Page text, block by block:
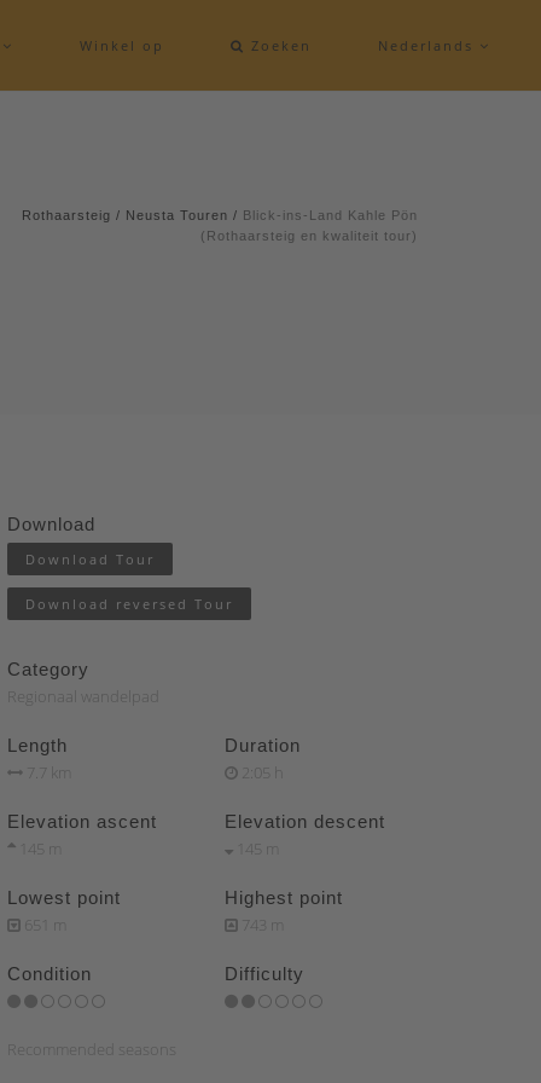
Winkel op Zoeken Nederlands
Rothaarsteig / Neusta Touren / Blick-ins-Land Kahle Pön
(Rothaarsteig en kwaliteit tour)
Download
Download Tour
Download reversed Tour
Category
Regionaal wandelpad
Length
7.7 km
Duration
2:05 h
Elevation ascent
145 m
Elevation descent
145 m
Lowest point
651 m
Highest point
743 m
Condition Difficulty
Recommended seasons